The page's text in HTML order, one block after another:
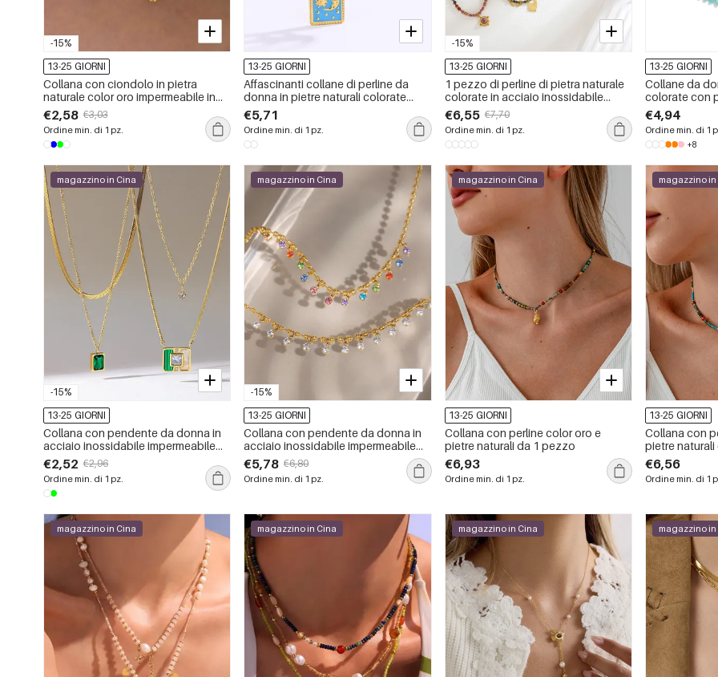
-15%
13-25 GIORNI
Collana con ciondolo in pietra
naturale color oro impermeabile in
acciaio inossidabile da 1 pezzo
€2,58 €3,03
Ordine min. di 1 pz.
13-25 GIORNI
Affascinanti collane di perline da
donna in pietre naturali colorate
color oro
€5,71
Ordine min. di 1 pz.
-15%
13-25 GIORNI
1 pezzo di perline di pietra naturale
colorate in acciaio inossidabile
impermeabile color oro collane di
perline da donna
€6,55 €7,70
Ordine min. di 1 pz.
13-25 GIORNI
Collane da
colorate con
€4,94
Ordine min. di 1
+8
-15%
magazzino in Cina
13-25 GIORNI
Collana con pendente da donna in
acciaio inossidabile impermeabile
color oro con zirconi
€2,52 €2,96
Ordine min. di 1 pz.
-15%
magazzino in Cina
13-25 GIORNI
Collana con pendente da donna in
acciaio inossidabile impermeabile
color oro con zirconi
€5,78 €6,80
Ordine min. di 1 pz.
magazzino in Cina
13-25 GIORNI
Collana con perline color oro e
pietre naturali da 1 pezzo
€6,93
Ordine min. di 1 pz.
magazzino in
13-25 GIORNI
Collana con
pietre
€6,56
Ordine min. di 1
magazzino in Cina magazzino in Cina magazzino in Cina magazzino in